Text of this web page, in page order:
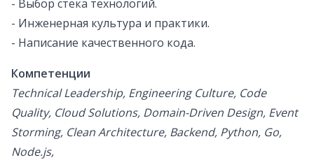
- Выбор стека технологий.
- Инженерная культура и практики.
- Написание качественного кода.
Компетенции
Technical Leadership, Engineering Culture, Code
Quality, Cloud Solutions, Domain-Driven Design, Event
Storming, Clean Architecture, Backend, Python, Go,
Node.js,